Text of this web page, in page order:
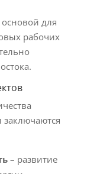
основой для
рабочих
заключаются
– развитие